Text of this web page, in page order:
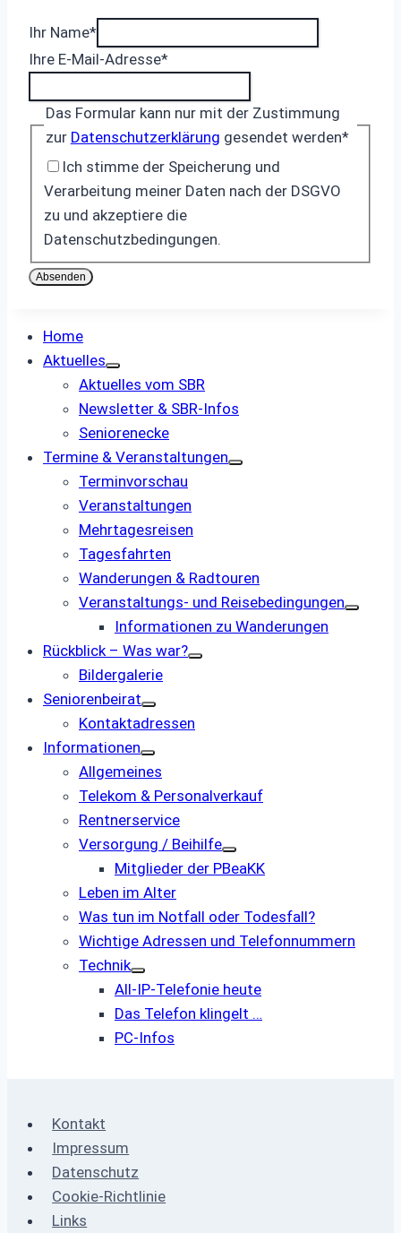
Ihr Name*
Ihre E-Mail-Adresse*
Das Formular kann nur mit der Zustimmung
zur Datenschutzerklärung gesendet werden*
Ich stimme der Speicherung und
Verarbeitung meiner Daten nach der DSGVO
zu und akzeptiere die
Datenschutzbedingungen.
Absenden
Home
Aktuelles
Aktuelles vom SBR
Newsletter & SBR-Infos
Seniorenecke
Termine & Veranstaltungen
Terminvorschau
Veranstaltungen
Mehrtagesreisen
Tagesfahrten
Wanderungen & Radtouren
Veranstaltungs- und ­Reisebedingungen
Informationen zu Wanderungen
Rückblick – Was war?
Bildergalerie
Seniorenbeirat
Kontaktadressen
Informationen
Allgemeines
Telekom & Personalverkauf
Rentnerservice
Versorgung / Beihilfe
Mitglieder der PBeaKK
Leben im Alter
Was tun im Notfall oder Todesfall?
Wichtige Adressen und Telefonnummern
Technik
All-IP-Telefonie heute
Das Telefon klingelt …
PC-Infos
Kontakt
Impressum
Datenschutz
Cookie-Richtlinie
Links